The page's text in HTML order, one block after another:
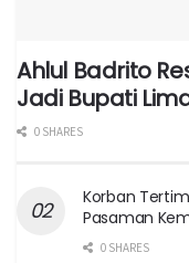
Ahlul Badrito
Jadi Bupati
0 SHARES
Korban
Pasaman
0 SHARES